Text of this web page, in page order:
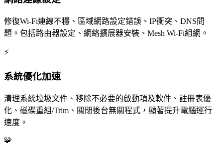
修復Wi-Fi連線不穩、區域網路設定錯誤、IP衝突、DNS問
題。包括路由器設定、網絡擴展器安裝、Mesh Wi-Fi組網。
⚡
系統優化加速
清理系統垃圾文件、移除不必要的啟動項及軟件、註冊表優
化、磁碟重組/Trim、關閉後台無關程式，顯著提升電腦運行
速度。
🧩